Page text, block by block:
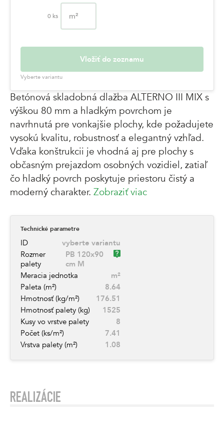
0 ks m²
Vložiť do zoznamu
Vyberte variantu
Betónová skladobná dlažba ALTERNO III MIX s
výškou 80 mm a hladkým povrchom je
navrhnutá pre vonkajšie plochy, kde požadujete
vysokú kvalitu, robustnosť a elegantný vzhľad.
Vďaka konštrukcii je vhodná aj pre plochy s
občasným prejazdom osobných vozidiel, zatiaľ
čo hladký povrch poskytuje priestoru čistý a
moderný charakter. Zobraziť viac
Technické parametre
ID
vyberte variantu
Rozmer
palety
PB 120x90
cm M
Meracia jednotka
m²
Paleta (m²)
8.64
Hmotnosť (kg/m²)
176.51
Hmotnosť palety (kg)
1525
Kusy vo vrstve palety
8
Počet (ks/m²)
7.41
Vrstva palety (m²)
1.08
REALIZÁCIE